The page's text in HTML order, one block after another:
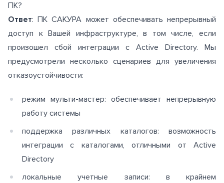
ПК?
Ответ: ПК САКУРА может обеспечивать непрерывный
доступ к Вашей инфраструктуре, в том числе, если
произошел сбой интеграции с Active Directory. Мы
предусмотрели несколько сценариев для увеличения
отказоустойчивости:
режим мульти-мастер: обеспечивает непрерывную
работу системы
поддержка различных каталогов: возможность
интеграции с каталогами, отличными от Active
Directory
локальные учетные записи: в крайнем